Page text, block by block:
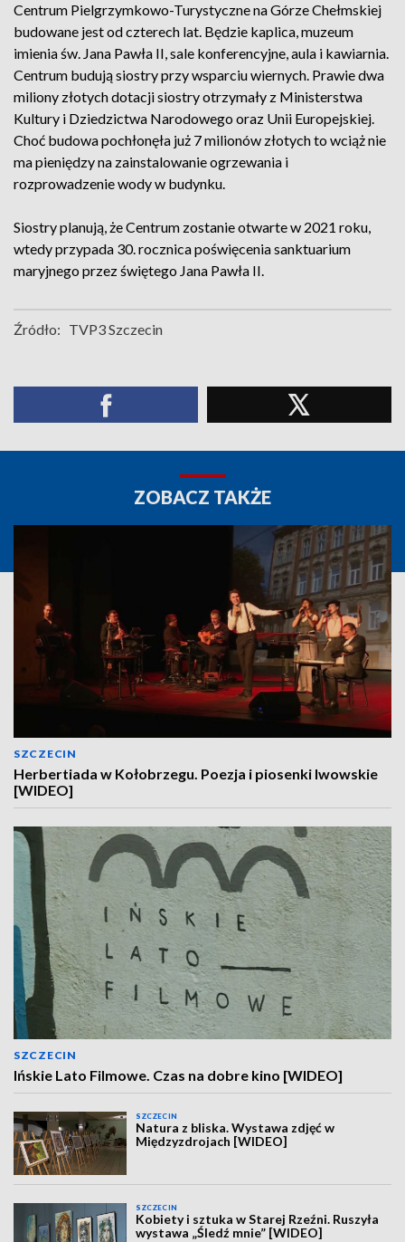
Centrum Pielgrzymkowo-Turystyczne na Górze Chełmskiej
budowane jest od czterech lat. Będzie kaplica, muzeum
imienia św. Jana Pawła II, sale konferencyjne, aula i kawiarnia.
Centrum budują siostry przy wsparciu wiernych. Prawie dwa
miliony złotych dotacji siostry otrzymały z Ministerstwa
Kultury i Dziedzictwa Narodowego oraz Unii Europejskiej.
Choć budowa pochłonęła już 7 milionów złotych to wciąż nie
ma pieniędzy na zainstalowanie ogrzewania i
rozprowadzenie wody w budynku.
Siostry planują, że Centrum zostanie otwarte w 2021 roku,
wtedy przypada 30. rocznica poświęcenia sanktuarium
maryjnego przez świętego Jana Pawła II.
Źródło: TVP3 Szczecin
ZOBACZ TAKŻE
SZCZECIN
Herbertiada w Kołobrzegu. Poezja i piosenki lwowskie
[WIDEO]
SZCZECIN
Ińskie Lato Filmowe. Czas na dobre kino [WIDEO]
SZCZECIN
Natura z bliska. Wystawa zdjęć w
Międzyzdrojach [WIDEO]
SZCZECIN
Kobiety i sztuka w Starej Rzeźni. Ruszyła
wystawa „Śledź mnie” [WIDEO]